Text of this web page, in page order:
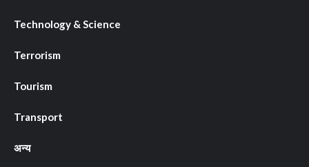
Technology & Science
Terrorism
Tourism
Transport
अन्य